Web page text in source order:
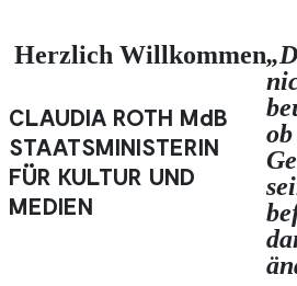
Herzlich Willkommen
CLAUDIA ROTH MdB
STAATSMINISTERIN
FÜR KULTUR UND
MEDIEN